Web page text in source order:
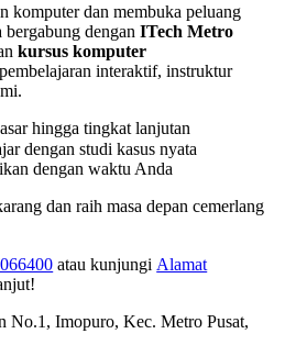
komputer dan membuka peluang
bergabung denganITech Metro
kursus komputer
interaktif, instruktur
hingga tingkat lanjutan
dengan studi kasus nyata
dengan waktu Anda
dan raih masa depan cemerlang
atau kunjungi Alamat
No.1, Imopuro, Kec. Metro Pusat,